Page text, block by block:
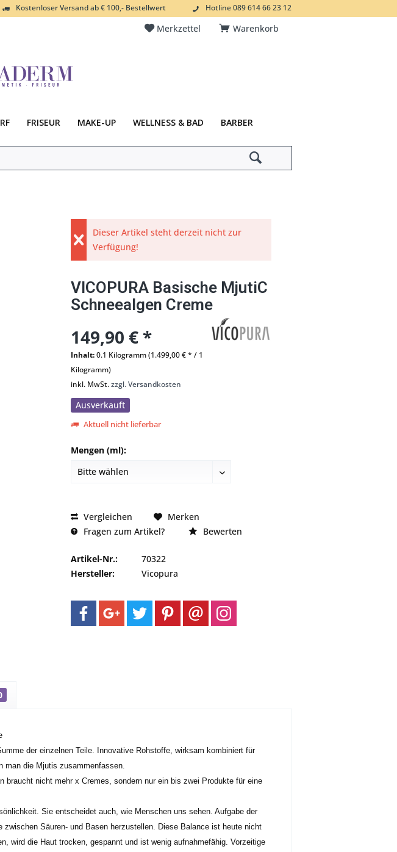
Kostenloser Versand ab € 100,- Bestellwert Hotline 089 614 66 23 12
Warenkorb
Merkzettel
FRISEUR MAKE-UP WELLNESS & BAD BARBER
Dieser Artikel steht derzeit nicht zur
Verfügung!
VICOPURA Basische MjutiC
Schneealgen Creme
149,90 € *
Inhalt:0.1 Kilogramm (1.499,00 € * / 1
Kilogramm)
inkl. MwSt.zzgl. Versandkosten
Ausverkauft
Aktuell nicht lieferbar
Mengen (ml):
Vergleichen
Merken
Fragen zum Artikel?
Bewerten
Artikel-Nr.:
70322
Hersteller:
Vicopura
der einzelnen Teile. Innovative Rohstoffe, wirksam kombiniert für
man die Mjutis zusammenfassen.
braucht nicht mehr x Cremes, sondern nur ein bis zwei Produkte für eine
Sie entscheidet auch, wie Menschen uns sehen. Aufgabe der
zwischen Säuren- und Basen herzustellen. Diese Balance ist heute nicht
wird die Haut trocken, gespannt und ist wenig aufnahmefähig. Vorzeitige